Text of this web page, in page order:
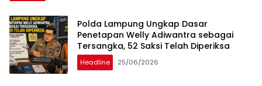
Polda Lampung Ungkap Dasar
Penetapan Welly Adiwantra sebagai
Tersangka, 52 Saksi Telah Diperiksa
Headline 25/06/2026